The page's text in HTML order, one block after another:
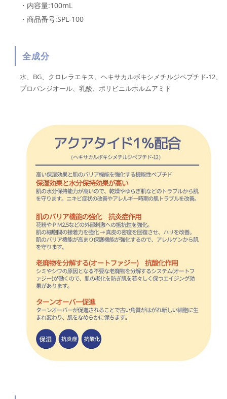
・内容量:100mL
・商品番号:SPL-100
全成分
水、BG、クロレラエキス、ヘキサカルボキシメチルジペプチド-12、
プロパンジオール、乳酸、ポリビニルホルムアミド